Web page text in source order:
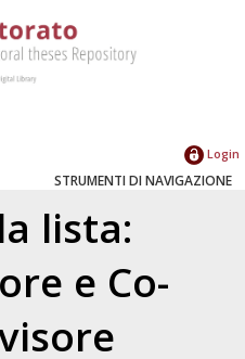
Login
STRUMENTI DI NAVIGAZIONE
lista:
e Co-